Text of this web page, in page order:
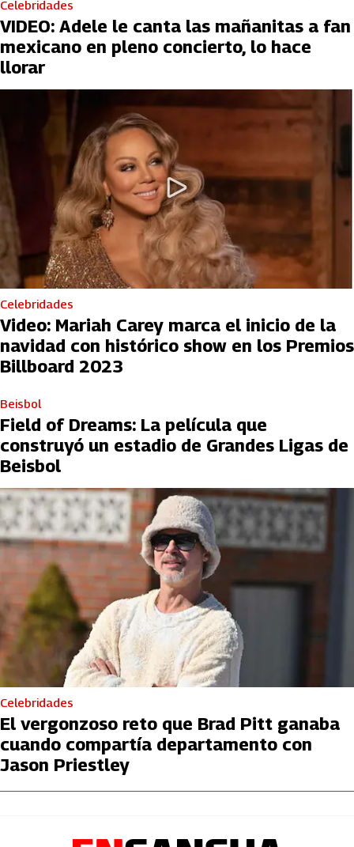
Celebridades
VIDEO: Adele le canta las mañanitas a fan
mexicano en pleno concierto, lo hace
llorar
Celebridades
Video: Mariah Carey marca el inicio de la
navidad con histórico show en los Premios
Billboard 2023
Beisbol
Field of Dreams: La película que
construyó un estadio de Grandes Ligas de
Beisbol
Celebridades
El vergonzoso reto que Brad Pitt ganaba
cuando compartía departamento con
Jason Priestley